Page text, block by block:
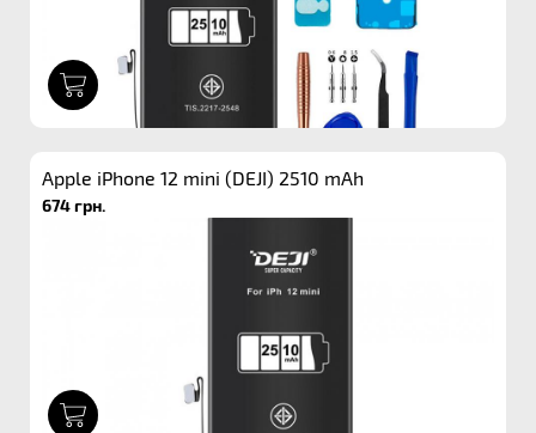
Apple iPhone 12 mini (DEJI) 2510 mAh
674 грн.